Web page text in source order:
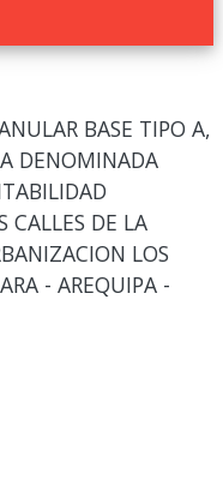
BASE TIPO A,
DENOMINADA
CALLES DE LA
LOS
- AREQUIPA -